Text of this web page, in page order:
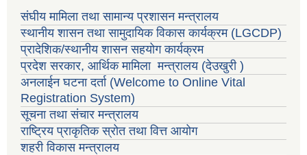
संघीय मामिला तथा सामान्य प्रशासन मन्त्रालय
स्थानीय शासन तथा सामुदायिक विकास कार्यक्रम (LGCDP)
प्रादेशिक/स्थानीय शासन सहयोग कार्यक्रम
प्रदेश सरकार, आर्थिक मामिला मन्त्रालय (देउखुरी )
अनलाईन घटना दर्ता (Welcome to Online Vital
Registration System)
सूचना तथा संचार मन्त्रालय
राष्ट्रिय प्राकृतिक स्रोत तथा वित्त आयोग
शहरी विकास मन्त्रालय